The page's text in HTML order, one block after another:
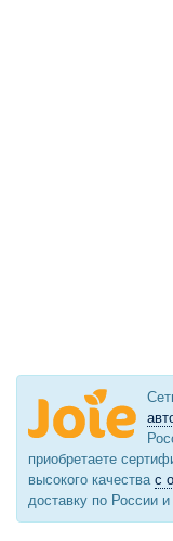
приобретаете
высокого качества с
доставку по России